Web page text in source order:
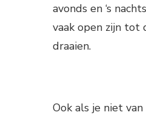
avonds en ‘s
vaak open zijn tot
draaien.
Ook als je niet